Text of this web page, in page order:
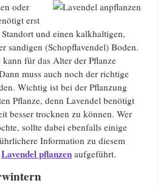
oder
erst
und einen kalkhaltigen,
sandigen (Schopflavendel) Boden.
für das Alter der Pflanze
muss auch noch der richtige
Wichtig ist bei der Pflanzung
Pflanze, denn Lavendel benötigt
besser trocknen zu können. Wer
sollte dabei ebenfalls einige
Information zu diesem
Lavendel pflanzen aufgeführt.